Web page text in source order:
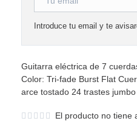
Introduce tu email y te
Guitarra eléctrica de 7
Color: Tri-fade Burst Flat
arce tostado 24 trastes jumbo
El producto no tiene